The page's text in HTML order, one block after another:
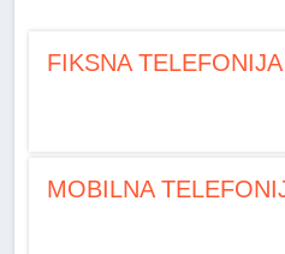
FIKSNA TELEFONIJA
MOBILNA